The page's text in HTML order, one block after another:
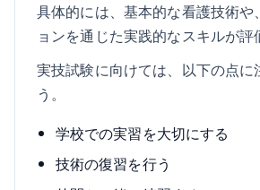
具体的には、基本的な看護技術や
ョンを通じた実践的なスキルが評
実技試験に向けては、以下の点に
う。
学校での実習を大切にする
技術の復習を行う